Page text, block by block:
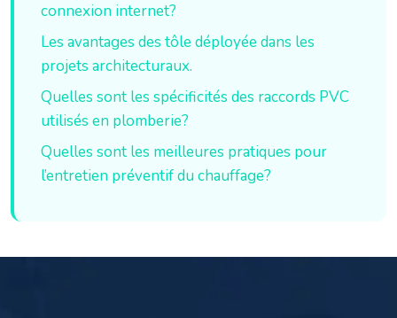
connexion internet?
Les avantages des tôle déployée dans les
projets architecturaux.
Quelles sont les spécificités des raccords PVC
utilisés en plomberie?
Quelles sont les meilleures pratiques pour
l’entretien préventif du chauffage?